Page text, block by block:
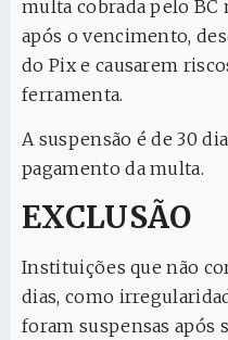
multa cobrada pelo BC
após o vencimento,
do Pix e causarem
ferramenta.
A suspensão é de 30
pagamento da multa.
EXCLUSÃO
Instituições que não
dias, como
foram suspensas após